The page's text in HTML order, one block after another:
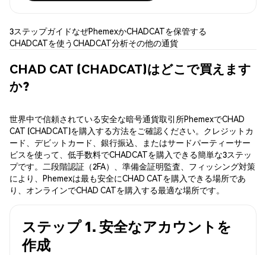
3ステップガイドなぜPhemexかCHADCATを保管する
CHADCATを使うCHADCAT分析その他の通貨
CHAD CAT (CHADCAT)はどこで買えます
か?
世界中で信頼されている安全な暗号通貨取引所PhemexでCHAD
CAT (CHADCAT)を購入する方法をご確認ください。クレジットカ
ード、デビットカード、銀行振込、またはサードパーティーサー
ビスを使って、低手数料でCHADCATを購入できる簡単な3ステッ
プです。二段階認証（2FA）、準備金証明監査、フィッシング対策
により、Phemexは最も安全にCHAD CATを購入できる場所であ
り、オンラインでCHAD CATを購入する最適な場所です。
ステップ 1. 安全なアカウントを
作成